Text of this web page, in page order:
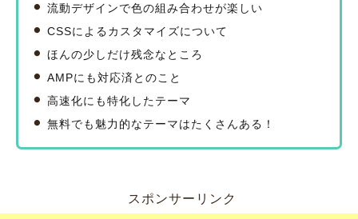
流動デザインで色の組み合わせが楽しい
CSSによるカスタマイズについて
ほんの少しだけ残念なところ
AMPにも対応済とのこと
高速化にも特化したテーマ
無料でも魅力的なテーマはたくさんある！
スポンサーリンク